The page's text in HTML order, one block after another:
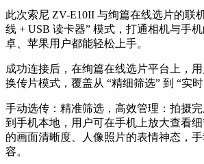
此次索尼 ZV-E10II 与绚篇在线选片的联
线 + USB 读卡器” 模式，打通相机与手
卓、苹果用户都能轻松上手。
成功连接后，在绚篇在线选片平台上，
换传片模式，覆盖从 “精细筛选” 到 “实
手动选传：精准筛选，高效管理：拍摄
到手机本地，用户可在手机上放大查看
的画面清晰度、人像照片的表情神态，
容。